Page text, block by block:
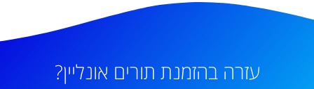
עזרה בהזמנת תורים אונליין?